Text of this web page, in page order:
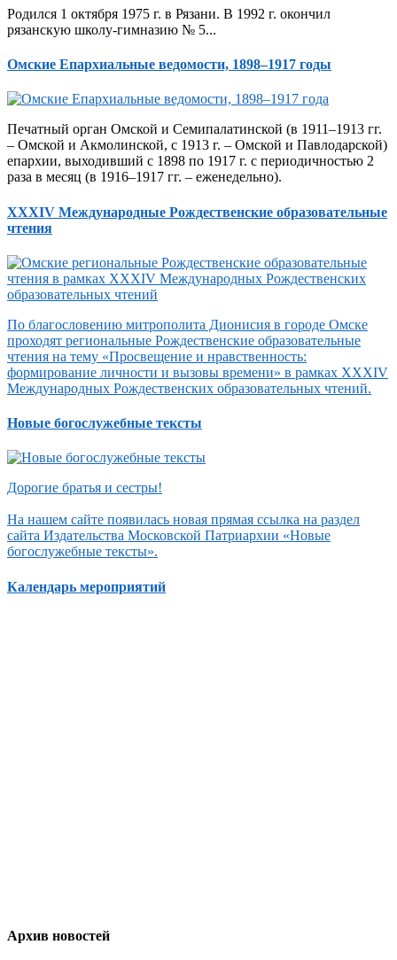
Родился 1 октября 1975 г. в Рязани. В 1992 г. окончил
рязанскую школу-гимназию № 5...
Омские Епархиальные ведомости, 1898–1917 годы
Печатный орган Омской и Семипалатинской (в 1911–1913 гг.
– Омской и Акмолинской, с 1913 г. – Омской и Павлодарской)
епархии, выходивший с 1898 по 1917 г. с периодичностью 2
раза в месяц (в 1916–1917 гг. – еженедельно).
XXXIV Международные Рождественские образовательные
чтения
По благословению митрополита Дионисия в городе Омске
проходят региональные Рождественские образовательные
чтения на тему «Просвещение и нравственность:
формирование личности и вызовы времени» в рамках XXXIV
Международных Рождественских образовательных чтений.
Новые богослужебные тексты
Дорогие братья и сестры!
На нашем сайте появилась новая прямая ссылка на раздел
сайта Издательства Московской Патриархии «Новые
богослужебные тексты».
Календарь мероприятий
Архив новостей